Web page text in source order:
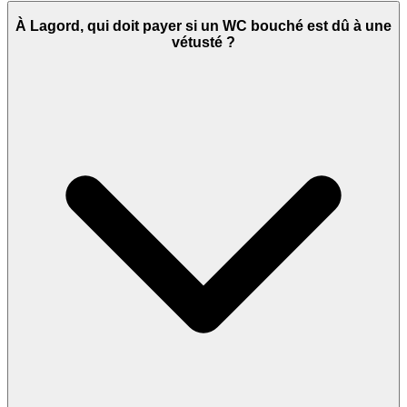
À Lagord, qui doit payer si un WC bouché est dû à une
vétusté ?